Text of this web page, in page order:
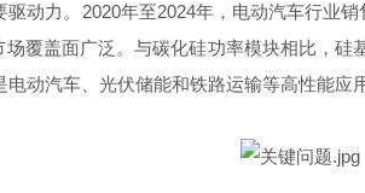
力。2020年至2024年，电动汽车行业
覆盖面广泛。与碳化硅功率模块相比，
动汽车、光伏储能和铁路运输等高性能应